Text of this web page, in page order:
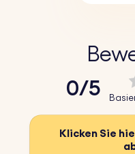
0/5
Klicken Sie